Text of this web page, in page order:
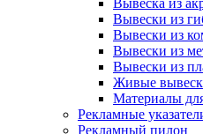
Вывеска из
Вывески из
Вывески из
Вывески из
Вывески из
Живые
Материалы
Рекламные
Рекламный пилон